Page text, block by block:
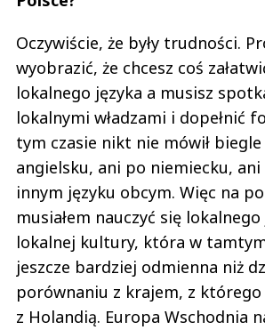
Oczywiście, że były trudności.
wyobrazić, że chcesz coś
lokalnego języka a musisz
lokalnymi władzami i dopełnić
tym czasie nikt nie mówił
angielsku, ani po niemiecku, ani
innym języku obcym. Więc na
musiałem nauczyć się
lokalnej kultury, która w tamtym
jeszcze bardziej odmienna niż
porównaniu z krajem, z którego
z Holandią. Europa Wschodnia